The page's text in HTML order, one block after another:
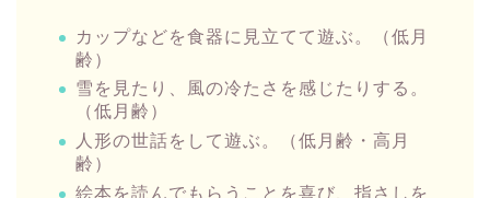
カップなどを食器に見立てて遊ぶ。（低月
齢）
雪を見たり、風の冷たさを感じたりする。
（低月齢）
人形の世話をして遊ぶ。（低月齢・高月
齢）
絵本を読んでもらうことを喜び、指さしを